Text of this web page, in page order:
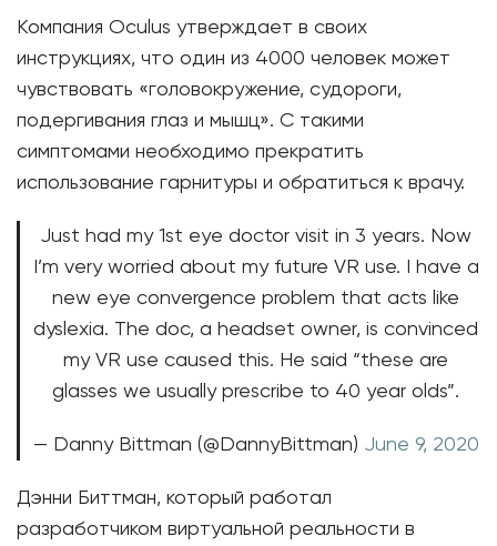
Компания Oculus утверждает в своих
инструкциях, что один из 4000 человек может
чувствовать «головокружение, судороги,
подергивания глаз и мышц». С такими
симптомами необходимо прекратить
использование гарнитуры и обратиться к врачу.
Just had my 1st eye doctor visit in 3 years. Now
I’m very worried about my future VR use. I have a
new eye convergence problem that acts like
dyslexia. The doc, a headset owner, is convinced
my VR use caused this. He said “these are
glasses we usually prescribe to 40 year olds”.
— Danny Bittman (@DannyBittman) June 9, 2020
Дэнни Биттман, который работал
разработчиком виртуальной реальности в